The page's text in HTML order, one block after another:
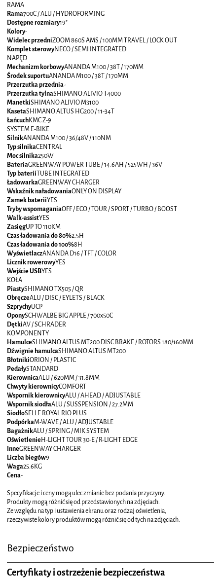
RAMA
Rama700C / ALU / HYDROFORMING
Dostępne rozmiary19"
Kolory-
Widelec przedniZOOM 860S AMS / 100MM TRAVEL / LOCK OUT
Komplet sterowyNECO / SEMI INTEGRATED
NAPĘD
Mechanizm korbowyANANDA M100 / 38T / 170MM
Środek suportuANANDA M100 / 38T / 170MM
Przerzutka przednia-
Przerzutka tylnaSHIMANO ALIVIO T4000
ManetkiSHIMANO ALIVIO M3100
KasetaSHIMANO ALTUS HG200 / 11-34T
ŁańcuchKMC Z-9
SYSTEM E-BIKE
SilnikANANDA M100 / 36/48V / 110NM
Typ silnikaCENTRAL
Moc silnika250W
BateriaGREENWAY POWER TUBE / 14.6AH / 525WH / 36V
Typ bateriiTUBE INTEGRATED
ŁadowarkaGREENWAY CHARGER
Wskaźnik naładowaniaONLY ON DISPLAY
Zamek bateriiYES
Tryby wspomaganiaOFF / ECO / TOUR / SPORT / TURBO / BOOST
Walk-assistYES
ZasięgUP TO 110KM
Czas ładowania do 80%2.5H
Czas ładowania do 100%8H
WyświetlaczANANDA D16 / TFT / COLOR
Licznik rowerowyYES
Wejście USBYES
KOŁA
PiastySHIMANO TX505 / QR
ObręczeALU / DISC / EYLETS / BLACK
SzprychyUCP
OponySCHWALBE BIG APPLE / 700x50C
DętkiAV / SCHRADER
KOMPONENTY
HamulceSHIMANO ALTUS MT200 DISC BRAKE / ROTORS 180/160MM
Dźwignie hamulcaSHIMANO ALTUS MT200
BłotnikiORION / PLASTIC
PedałySTANDARD
KierownicaALU / 620MM / 31.8MM
Chwyty kierownicyCOMFORT
Wspornik kierownicyALU / AHEAD / ADJUSTABLE
Wspornik siodłaALU / SUSSPENSION / 27.2MM
SiodłoSELLE ROYAL RIO PLUS
PodpórkaM-WAVE / ALU / ADJUSTABLE
BagażnikALU / SPRING / MIK SYSTEM
OświetlenieH-LIGHT TOUR 30-E / R-LIGHT EDGE
InneGREENWAY CHARGER
Liczba biegów9
Waga25.6KG
Cena-
Specyfikacje i ceny mogą ulec zmianie bez podania przyczyny.
Produkty mogą różnić się od przedstawionych na zdjęciach.
Ze względu na typ i ustawienia ekranu oraz rodzaj oświetlenia,
rzeczywiste kolory produktów mogą różnić się od tych na zdjęciach.
Bezpieczeństwo
Certyfikaty i ostrzeżenie bezpieczeństwa